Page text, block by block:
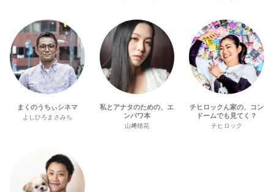
まくのうちぃシネマ
よしひろまさみち
私とアナタのための、エ
ンパワ本
山﨑穂花
チヒロックん家の、コン
ドームでも見てく？
チヒロック